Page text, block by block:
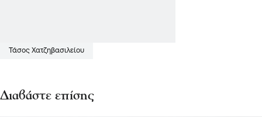
Τάσος Χατζηβασιλείου
Διαβάστε επίσης